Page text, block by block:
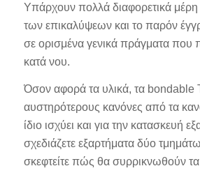
Υπάρχουν πολλά διαφορετικά μέρη
των επικαλύψεων και το παρόν
σε ορισμένα γενικά πράγματα που
κατά νου.
Όσον αφορά τα υλικά, τα bondable
αυστηρότερους κανόνες από τα
ίδιο ισχύει και για την κατασκευή
σχεδιάζετε εξαρτήματα δύο
σκεφτείτε πώς θα συρρικνωθούν τα